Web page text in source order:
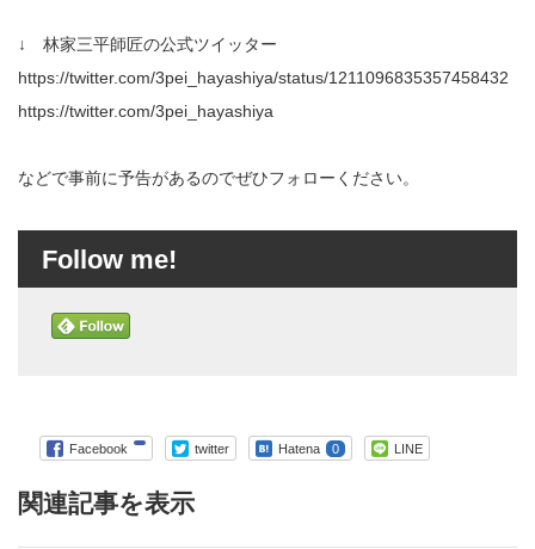
↓ 林家三平師匠の公式ツイッター
https://twitter.com/3pei_hayashiya/status/1211096835357458432
https://twitter.com/3pei_hayashiya
などで事前に予告があるのでぜひフォローください。
Follow me!
Facebook twitter Hatena 0 LINE
関連記事を表示